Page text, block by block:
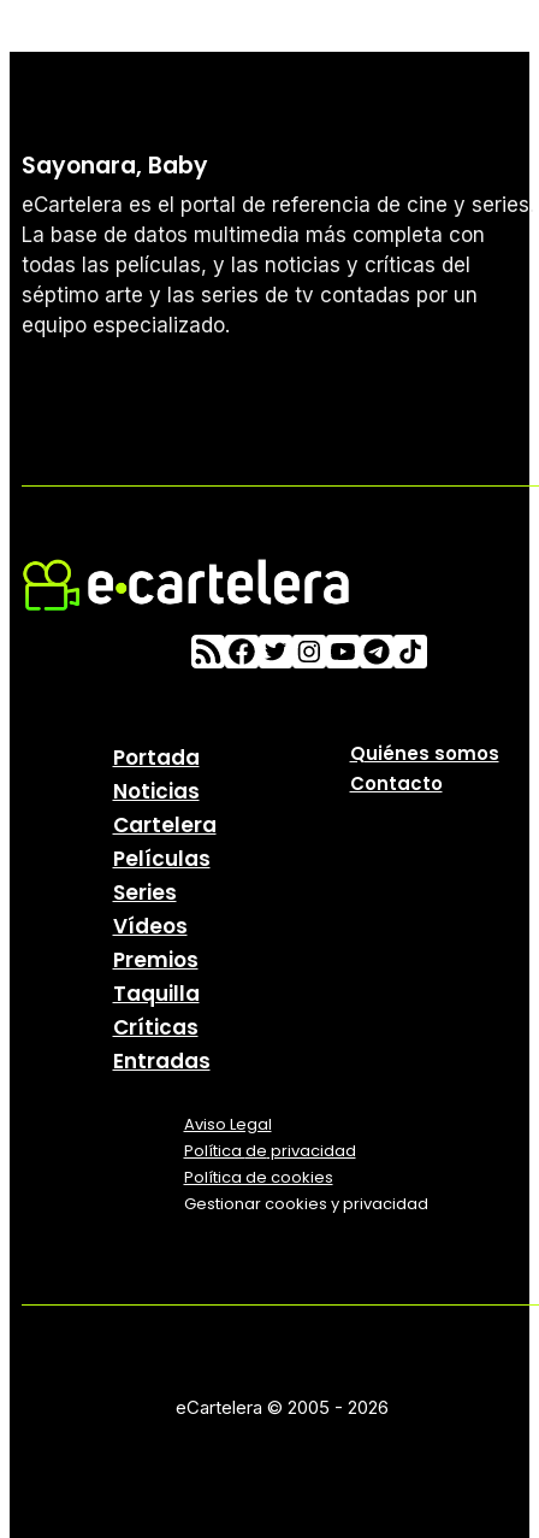
Sayonara, Baby
eCartelera es el portal de referencia de cine y series.
La base de datos multimedia más completa con
todas las películas, y las noticias y críticas del
séptimo arte y las series de tv contadas por un
equipo especializado.
Portada
Noticias
Cartelera
Películas
Series
Vídeos
Premios
Taquilla
Críticas
Entradas
Quiénes somos
Contacto
Aviso Legal
Política de privacidad
Política de cookies
Gestionar cookies y privacidad
eCartelera © 2005 - 2026